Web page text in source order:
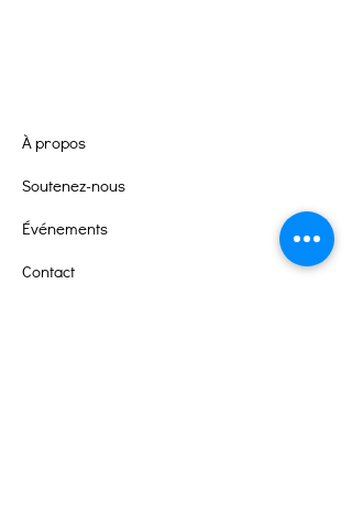
À propos
Soutenez-nous
Événements
Contact